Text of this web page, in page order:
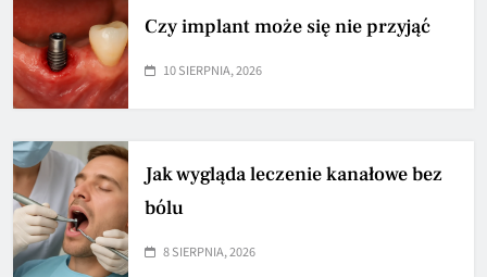
Czy implant może się nie przyjąć
10 SIERPNIA, 2026
Jak wygląda leczenie kanałowe bez
bólu
8 SIERPNIA, 2026